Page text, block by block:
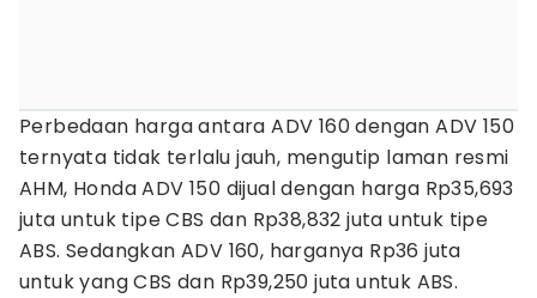
Perbedaan harga antara ADV 160 dengan ADV 150
ternyata tidak terlalu jauh, mengutip laman resmi
AHM, Honda ADV 150 dijual dengan harga Rp35,693
juta untuk tipe CBS dan Rp38,832 juta untuk tipe
ABS. Sedangkan ADV 160, harganya Rp36 juta
untuk yang CBS dan Rp39,250 juta untuk ABS.